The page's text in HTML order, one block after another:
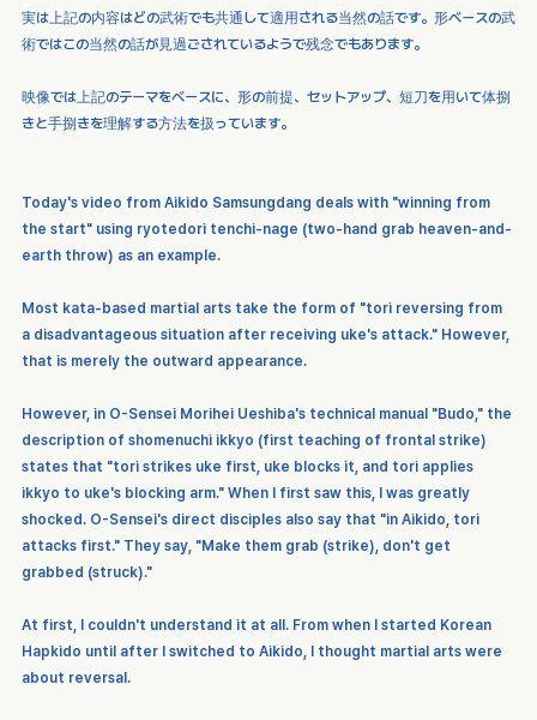
実は上記の内容はどの武術でも共通して適用される当然の話です。形ベースの武
術ではこの当然の話が見過ごされているようで残念でもあります。
映像では上記のテーマをベースに、形の前提、セットアップ、短刀を用いて体捌
きと手捌きを理解する方法を扱っています。
Today's video from Aikido Samsungdang deals with "winning from
the start" using ryotedori tenchi-nage (two-hand grab heaven-and-
earth throw) as an example.
Most kata-based martial arts take the form of "tori reversing from
a disadvantageous situation after receiving uke's attack." However,
that is merely the outward appearance.
However, in O-Sensei Morihei Ueshiba's technical manual "Budo," the
description of shomenuchi ikkyo (first teaching of frontal strike)
states that "tori strikes uke first, uke blocks it, and tori applies
ikkyo to uke's blocking arm." When I first saw this, I was greatly
shocked. O-Sensei's direct disciples also say that "in Aikido, tori
attacks first." They say, "Make them grab (strike), don't get
grabbed (struck)."
At first, I couldn't understand it at all. From when I started Korean
Hapkido until after I switched to Aikido, I thought martial arts were
about reversal.